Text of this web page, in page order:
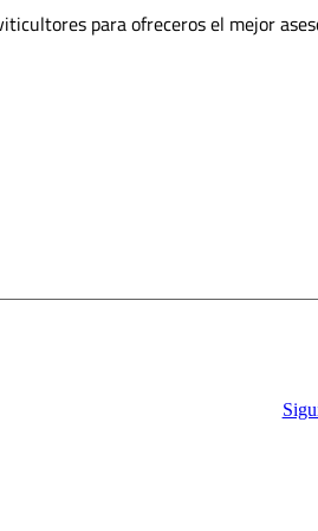
para ofreceros el mejor